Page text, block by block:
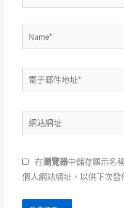
Name*
電
子
件
地
*
網
站
址
在瀏覽器中儲存顯示名
個人網站網址，以供下次發